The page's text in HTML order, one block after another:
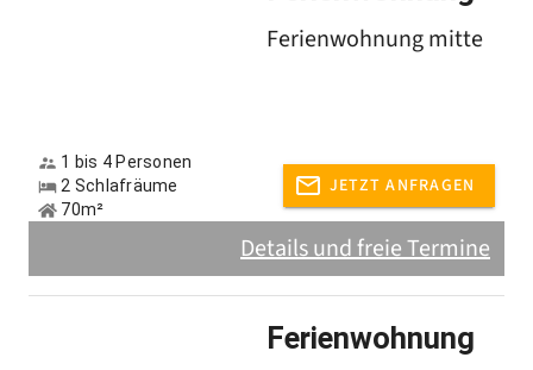
Ferienwohnung mitte
1 bis 4 Personen
2 Schlafräume
70m²
JETZT ANFRAGEN
Details und freie Termine
Ferienwohnung